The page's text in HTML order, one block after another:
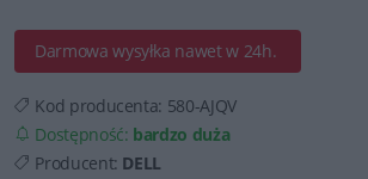
Darmowa wysyłka nawet w 24h.
Kod producenta: 580-AJQV
Dostępność: bardzo duża
Producent: DELL